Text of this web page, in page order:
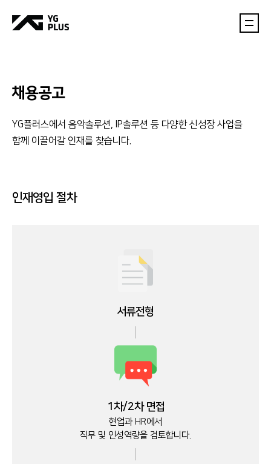
채용공고
YG플러스에서 음악솔루션, IP솔루션 등 다양한 신성장 사업을
함께 이끌어갈 인재를 찾습니다.
인재영입 절차
서류전형
1차/2차 면접
현업과 HR에서
직무 및 인성역량을 검토합니다.